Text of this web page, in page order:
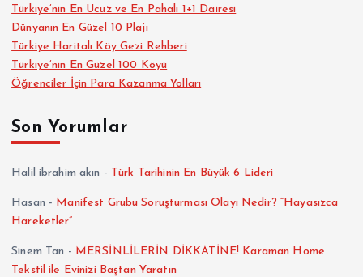
Türkiye’nin En Ucuz ve En Pahalı 1+1 Dairesi
Dünyanın En Güzel 10 Plajı
Türkiye Haritalı Köy Gezi Rehberi
Türkiye’nin En Güzel 100 Köyü
Öğrenciler İçin Para Kazanma Yolları
Son Yorumlar
Halil ibrahim akın - Türk Tarihinin En Büyük 6 Lideri
Hasan - Manifest Grubu Soruşturması Olayı Nedir? “Hayasızca
Hareketler”
Sinem Tan - MERSİNLİLERİN DİKKATİNE! Karaman Home
Tekstil ile Evinizi Baştan Yaratın